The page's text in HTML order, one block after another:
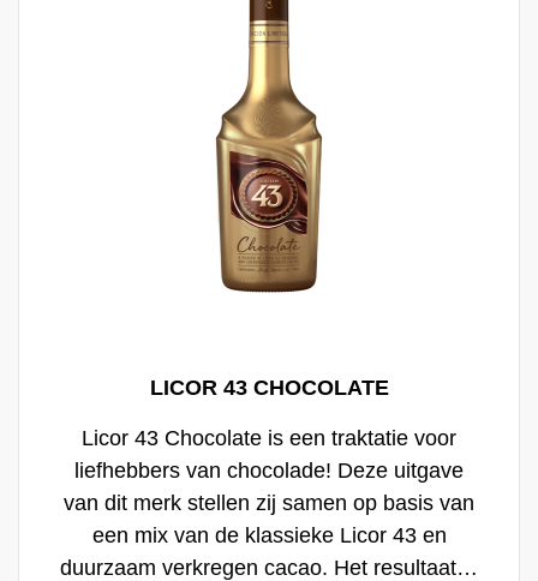
LICOR 43 CHOCOLATE
Licor 43 Chocolate is een traktatie voor
liefhebbers van chocolade! Deze uitgave
van dit merk stellen zij samen op basis van
een mix van de klassieke Licor 43 en
duurzaam verkregen cacao. Het resultaat is